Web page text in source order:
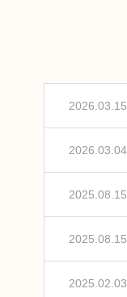
2026.03.15
2026.03.04
2025.08.15
2025.08.15
2025.02.03